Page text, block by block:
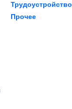
Трудоустройство
Прочее